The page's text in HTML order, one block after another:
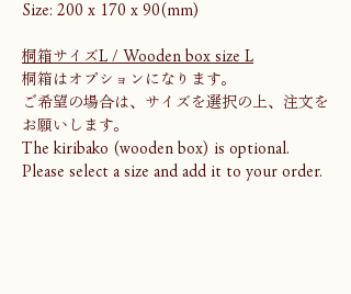
Size: 200 x 170 x 90(mm)
桐箱サイズL / Wooden box size L
桐箱はオプションになります。
ご希望の場合は、サイズを選択の上、注文を
お願いします。
The kiribako (wooden box) is optional.
Please select a size and add it to your order.